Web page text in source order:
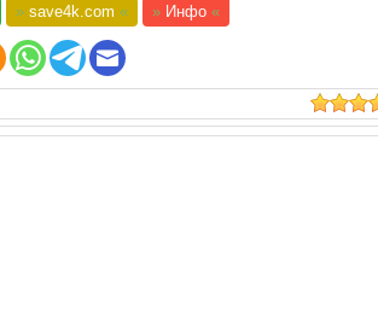
»save4k.com « »Инфо «